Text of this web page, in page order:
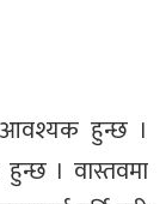
आवश्यक हुन्छ ।
। वास्तवमा